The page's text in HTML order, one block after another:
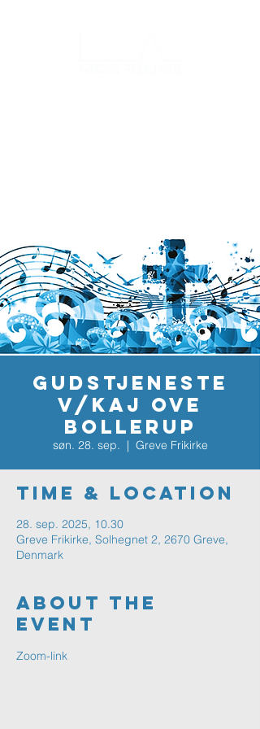
Gudstjeneste
v/Kaj Ove
Bollerup
søn. 28. sep.
  |
Greve Frikirke
Time & Location
28. sep. 2025, 10.30
Greve Frikirke, Solhegnet 2, 2670 Greve,
Denmark
About The
Event
Zoom-link